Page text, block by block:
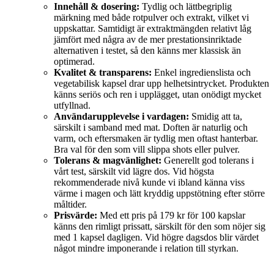
Innehåll & dosering: Tydlig och lättbegriplig
märkning med både rotpulver och extrakt, vilket vi
uppskattar. Samtidigt är extraktmängden relativt låg
jämfört med några av de mer prestationsinriktade
alternativen i testet, så den känns mer klassisk än
optimerad.
Kvalitet & transparens: Enkel ingredienslista och
vegetabilisk kapsel drar upp helhetsintrycket. Produkten
känns seriös och ren i upplägget, utan onödigt mycket
utfyllnad.
Användarupplevelse i vardagen: Smidig att ta,
särskilt i samband med mat. Doften är naturlig och
varm, och eftersmaken är tydlig men oftast hanterbar.
Bra val för den som vill slippa shots eller pulver.
Tolerans & magvänlighet: Generellt god tolerans i
vårt test, särskilt vid lägre dos. Vid högsta
rekommenderade nivå kunde vi ibland känna viss
värme i magen och lätt kryddig uppstötning efter större
måltider.
Prisvärde: Med ett pris på 179 kr för 100 kapslar
känns den rimligt prissatt, särskilt för den som nöjer sig
med 1 kapsel dagligen. Vid högre dagsdos blir värdet
något mindre imponerande i relation till styrkan.